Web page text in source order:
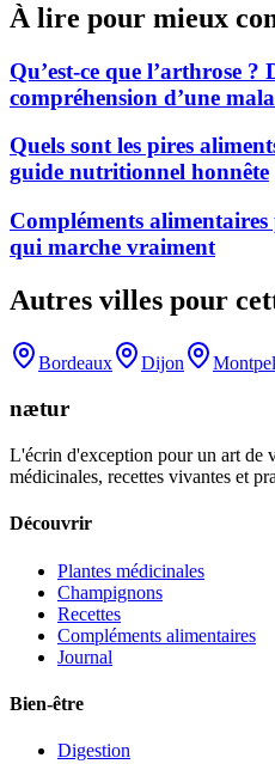
À lire pour mieux
Qu’est-ce que l’arthrose
compréhension d’une
Quels sont les pires
guide nutritionnel honnête
Compléments
qui marche vraiment
Autres villes pour
Bordeaux Dijon
nætur
L'écrin d'exception pour un art de
médicinales, recettes vivantes et
Découvrir
Plantes médicinales
Champignons
Recettes
Compléments alimentaires
Journal
Bien-être
Digestion